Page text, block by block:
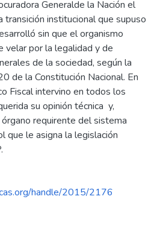
Generalde la Nación el
institucional que supuso
sin que el organismo
velar por la legalidad y de
de la sociedad, según la
de la Constitución Nacional. En
Fiscal intervino en todos los
su opinión técnica y,
requirente del sistema
que le asigna la legislación
handle/2015/2176